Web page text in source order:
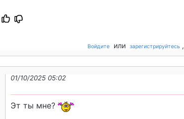
Войдите или зарегистрируйтесь
01/10/2025 05:02
Эт ты мне?